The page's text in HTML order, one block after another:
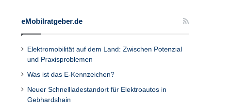
eMobilratgeber.de
Elektromobilität auf dem Land: Zwischen Potenzial
und Praxisproblemen
Was ist das E-Kennzeichen?
Neuer Schnellladestandort für Elektroautos in
Gebhardshain